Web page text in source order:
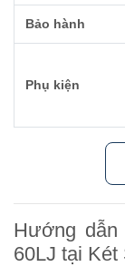
Bảo hành
Phụ kiện
Hướng
60LJ tại Két